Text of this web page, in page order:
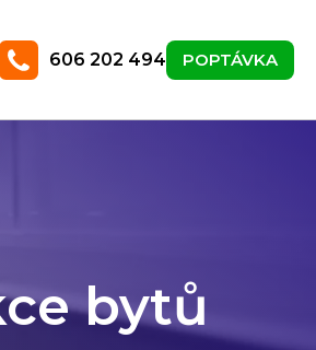
606 202 494 POPTÁVKA
bytů